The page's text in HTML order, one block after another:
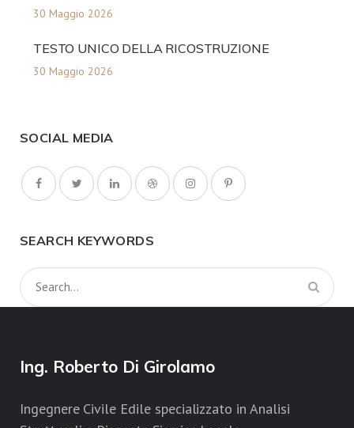
30 Maggio 2026
TESTO UNICO DELLA RICOSTRUZIONE
30 Maggio 2026
SOCIAL MEDIA
SEARCH KEYWORDS
Ing. Roberto Di Girolamo
Ingegnere Civile Edile specializzato in Analisi